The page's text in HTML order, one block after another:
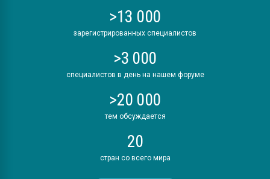
>13 000
зарегистрированных специалистов
>3 000
специалистов в день на нашем форуме
>20 000
тем обсуждается
20
стран со всего мира